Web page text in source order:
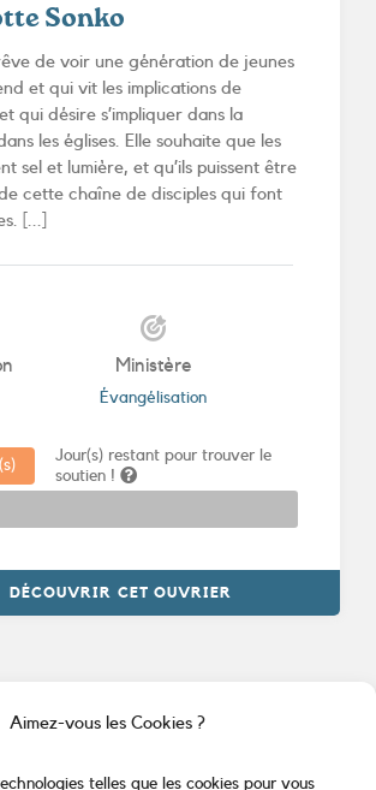
Aimez-vous les Cookies ?
telles que les cookies pour vous
Sonko
de voir une génération de jeunes
et qui vit les implications de
et qui désire s’impliquer dans la
les églises. Elle souhaite que les
sel et lumière, et qu’ils puissent être
cette chaîne de disciples qui font
[...]
Ministère
Évangélisation
Jour(s) restant pour trouver le
soutien !
DÉCOUVRIR CET OUVRIER